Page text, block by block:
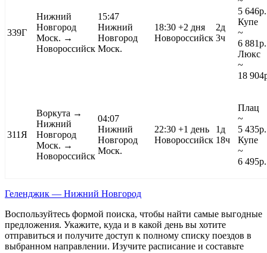
339Г
Нижний
Новгород
Моск. →
Новороссийск
15:47
Нижний
Новгород
Моск.
18:30 +2 дня
Новороссийск
2д
3ч
5 646р.
Купе
~
6 881р.
Люкс
~
18 904
311Я
Воркута →
Нижний
Новгород
Моск. →
Новороссийск
04:07
Нижний
Новгород
Моск.
22:30 +1 день
Новороссийск
1д
18ч
Плац
~
5 435р.
Купе
~
6 495р.
Геленджик — Нижний Новгород
Воспользуйтесь формой поиска, чтобы найти самые выгодные
предложения. Укажите, куда и в какой день вы хотите
отправиться и получите доступ к полному списку поездов в
выбранном направлении. Изучите расписание и составьте